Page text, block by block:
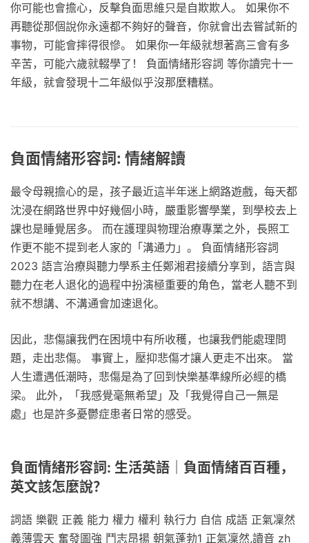
你可能也會擔心，反擊負面思維只是自欺欺人。 如果你不
再聽從那個說你永遠都不夠好的聲音，你就會出去嘗試新的
事物，可能會摔得很慘。 如果你一年級就想著高三會有多
辛苦，可能六歲就輟學了！ 負面情緒形容詞 等你讀完十一
年級，就會發現十二年級似乎沒那麼糟糕。
負面情緒形容詞: 情緒解讀
最令母親擔心的是，孩子最近這半年迷上網路遊戲，每天都
沈浸在網路世界中好幾個小時，嚴重影響學業，到學校去上
課也是睡覺居多。 而在護理與物理治療專業之外，長照工
作更不能不提到老人家的「溝通力」。 負面情緒形容詞
2023 語言治療與聽力學系主任鄭湘君接續分享到，語言與
聽力在老人退化的過程中扮演極重要的角色，當老人聽不到
就不想講、不溝通會加速退化。
因此，悲傷讓我們在困境中有所收穫，也讓我們能處理問
題，走出悲傷。 事實上，壓抑悲傷才讓人更走不出來。 當
人生遭遇低潮時，悲傷是為了回到快樂基準線所必經的橋
梁。 此外，「我感覺毫無希望」及「我覺得自己一無是
處」也是許多憂鬱症患者日常的感受。
負面情緒形容詞: 生活英語｜負面情緒百百種，
英文該怎麼說？
詞語 樂觀 正義 能力 權力 權利 執行力 自信 成語 正氣凜然
義薄雲天 奮發圖強 鬥志昂揚 朝氣蓬勃1 正氣凜然,讀音 zh